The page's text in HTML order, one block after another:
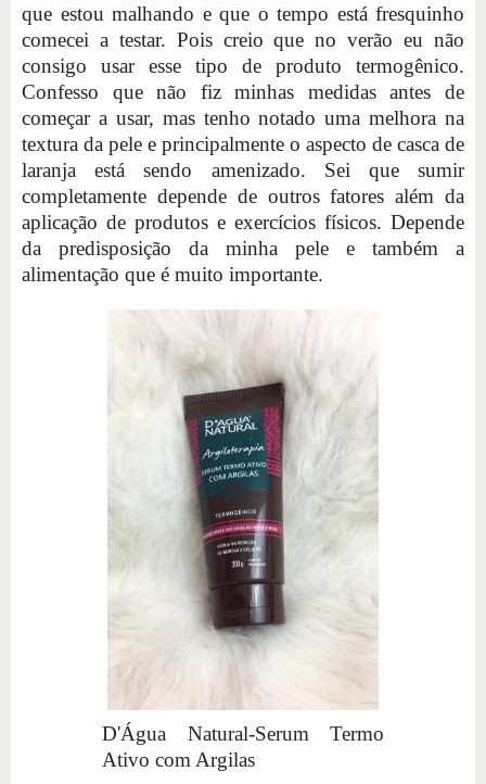
que estou malhando e que o tempo está fresquinho
comecei a testar. Pois creio que no verão eu não
consigo usar esse tipo de produto termogênico.
Confesso que não fiz minhas medidas antes de
começar a usar, mas tenho notado uma melhora na
textura da pele e principalmente o aspecto de casca de
laranja está sendo amenizado. Sei que sumir
completamente depende de outros fatores além da
aplicação de produtos e exercícios físicos. Depende
da predisposição da minha pele e também a
alimentação que é muito importante.
D'Água Natural-Serum Termo
Ativo com Argilas